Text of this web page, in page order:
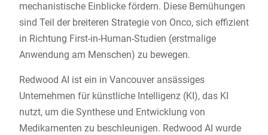
mechanistische Einblicke fördern. Diese Bemühungen
sind Teil der breiteren Strategie von Onco, sich effizient
in Richtung First-in-Human-Studien (erstmalige
Anwendung am Menschen) zu bewegen.
Redwood AI ist ein in Vancouver ansässiges
Unternehmen für künstliche Intelligenz (KI), das KI
nutzt, um die Synthese und Entwicklung von
Medikamenten zu beschleunigen. Redwood AI wurde